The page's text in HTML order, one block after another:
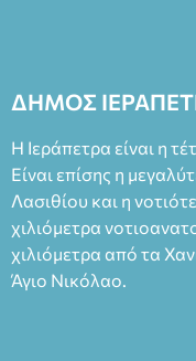
ΔΗΜΟΣ
Η Ιεράπετρα είναι η
Είναι επίσης η
Λασιθίου και η
χιλιόμετρα
χιλιόμετρα από τα
Άγιο Νικόλαο.